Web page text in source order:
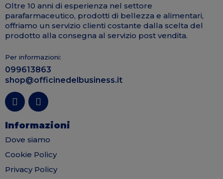
Oltre 10 anni di esperienza nel settore
parafarmaceutico, prodotti di bellezza e alimentari,
offriamo un servizio clienti costante dalla scelta del
prodotto alla consegna al servizio post vendita.
Per informazioni:
099613863
shop@officinedelbusiness.it
Informazioni
Dove siamo
Cookie Policy
Privacy Policy